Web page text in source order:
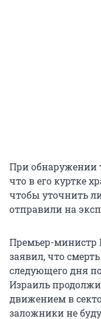
При обнаружении
что в его куртке
чтобы уточнить
отправили на
Премьер-министр
заявил, что
следующего дня
Израиль
движением в
заложники не